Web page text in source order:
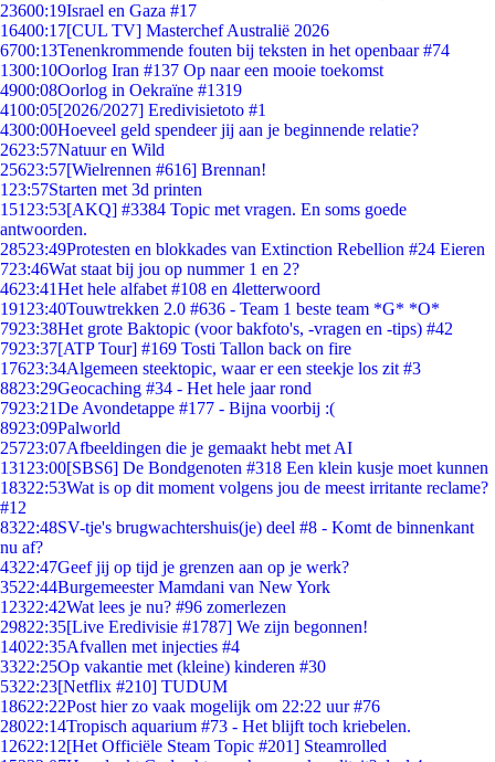
23600:19Israel en Gaza #17
16400:17[CUL TV] Masterchef Australië 2026
6700:13Tenenkrommende fouten bij teksten in het openbaar #74
1300:10Oorlog Iran #137 Op naar een mooie toekomst
4900:08Oorlog in Oekraïne #1319
4100:05[2026/2027] Eredivisietoto #1
4300:00Hoeveel geld spendeer jij aan je beginnende relatie?
2623:57Natuur en Wild
25623:57[Wielrennen #616] Brennan!
1 23:57Starten met 3d printen
151 23:53[AKQ] #3384 Topic met vragen. En soms goede
antwoorden.
28523:49Protesten en blokkades van Extinction Rebellion #24 Eieren
723:46Wat staat bij jou op nummer 1 en 2?
4623:41Het hele alfabet #108 en 4letterwoord
191 23:40Touwtrekken 2.0 #636 - Team 1 beste team *G* *O*
7923:38Het grote Baktopic (voor bakfoto's, -vragen en -tips) #42
7923:37[ATP Tour] #169 Tosti Tallon back on fire
17623:34Algemeen steektopic, waar er een steekje los zit #3
8823:29Geocaching #34 - Het hele jaar rond
7923:21De Avondetappe #177 - Bijna voorbij :(
8923:09Palworld
25723:07Afbeeldingen die je gemaakt hebt met AI
131 23:00[SBS6] De Bondgenoten #318 Een klein kusje moet kunnen
18322:53Wat is op dit moment volgens jou de meest irritante reclame?
#12
8322:48SV-tje's brugwachtershuis(je) deel #8 - Komt de binnenkant
nu af?
4322:47Geef jij op tijd je grenzen aan op je werk?
3522:44Burgemeester Mamdani van New York
12322:42Wat lees je nu? #96 zomerlezen
29822:35[Live Eredivisie #1787] We zijn begonnen!
14022:35Afvallen met injecties #4
3322:25Op vakantie met (kleine) kinderen #30
5322:23[Netflix #210] TUDUM
18622:22Post hier zo vaak mogelijk om 22:22 uur #76
28022:14Tropisch aquarium #73 - Het blijft toch kriebelen.
12622:12[Het Officiële Steam Topic #201] Steamrolled